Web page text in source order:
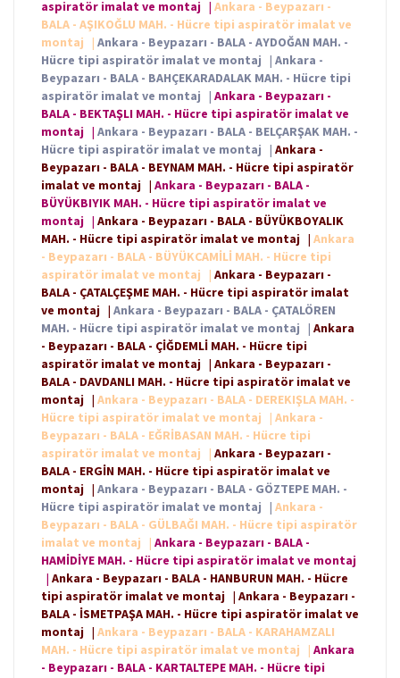
aspiratör imalat ve montaj | Ankara - Beypazarı -
BALA - AŞIKOĞLU MAH. - Hücre tipi aspiratör imalat ve
montaj
| Ankara - Beypazarı - BALA - AYDOĞAN MAH. -
Hücre tipi aspiratör imalat ve montaj | Ankara -
Beypazarı - BALA - BAHÇEKARADALAK MAH. - Hücre tipi
aspiratör imalat ve montaj | Ankara - Beypazarı -
BALA - BEKTAŞLI MAH. - Hücre tipi aspiratör imalat ve
montaj | Ankara - Beypazarı - BALA - BELÇARŞAK MAH. -
Hücre tipi aspiratör imalat ve montaj | Ankara -
Beypazarı - BALA - BEYNAM MAH. - Hücre tipi aspiratör
imalat ve montaj | Ankara - Beypazarı - BALA -
BÜYÜKBIYIK MAH. - Hücre tipi aspiratör imalat ve
montaj | Ankara - Beypazarı - BALA - BÜYÜKBOYALIK
MAH. - Hücre tipi aspiratör imalat ve montaj | Ankara
- Beypazarı - BALA - BÜYÜKCAMİLİ MAH. - Hücre tipi
aspiratör imalat ve montaj
| Ankara - Beypazarı -
BALA - ÇATALÇEŞME MAH. - Hücre tipi aspiratör imalat
ve montaj | Ankara - Beypazarı - BALA - ÇATALÖREN
MAH. - Hücre tipi aspiratör imalat ve montaj | Ankara
- Beypazarı - BALA - ÇİĞDEMLİ MAH. - Hücre tipi
aspiratör imalat ve montaj | Ankara - Beypazarı -
BALA - DAVDANLI MAH. - Hücre tipi aspiratör imalat ve
montaj | Ankara - Beypazarı - BALA - DEREKIŞLA MAH. -
Hücre tipi aspiratör imalat ve montaj
| Ankara -
Beypazarı - BALA - EĞRİBASAN MAH. - Hücre tipi
aspiratör imalat ve montaj
| Ankara - Beypazarı -
BALA - ERGİN MAH. - Hücre tipi aspiratör imalat ve
montaj | Ankara - Beypazarı - BALA - GÖZTEPE MAH. -
Hücre tipi aspiratör imalat ve montaj | Ankara -
Beypazarı - BALA - GÜLBAĞI MAH. - Hücre tipi aspiratör
imalat ve montaj
| Ankara - Beypazarı - BALA -
HAMİDİYE MAH. - Hücre tipi aspiratör imalat ve montaj
| Ankara - Beypazarı - BALA - HANBURUN MAH. - Hücre
tipi aspiratör imalat ve montaj | Ankara - Beypazarı -
BALA - İSMETPAŞA MAH. - Hücre tipi aspiratör imalat ve
montaj | Ankara - Beypazarı - BALA - KARAHAMZALI
MAH. - Hücre tipi aspiratör imalat ve montaj
| Ankara
- Beypazarı - BALA - KARTALTEPE MAH. - Hücre tipi